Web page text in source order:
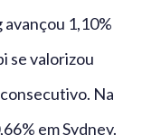
avançou 1,10%
se valorizou
Na
em Sydney.